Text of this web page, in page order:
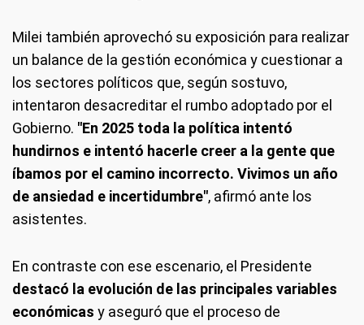
Milei también aprovechó su exposición para realizar
un balance de la gestión económica y cuestionar a
los sectores políticos que, según sostuvo,
intentaron desacreditar el rumbo adoptado por el
Gobierno. "En 2025 toda la política intentó
hundirnos e intentó hacerle creer a la gente que
íbamos por el camino incorrecto. Vivimos un año
de ansiedad e incertidumbre", afirmó ante los
asistentes.
En contraste con ese escenario, el Presidente
destacó la evolución de las principales variables
económicas y aseguró que el proceso de